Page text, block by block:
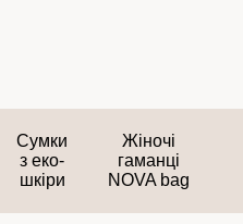
Сумки
з еко-
шкіри
Жіночі
гаманці
NOVA bag